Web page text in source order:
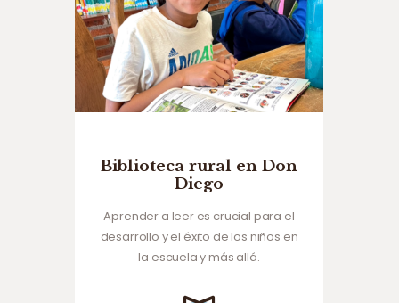
Biblioteca rural en Don
Diego
Aprender a leer es crucial para el
desarrollo y el éxito de los niños en
la escuela y más allá.